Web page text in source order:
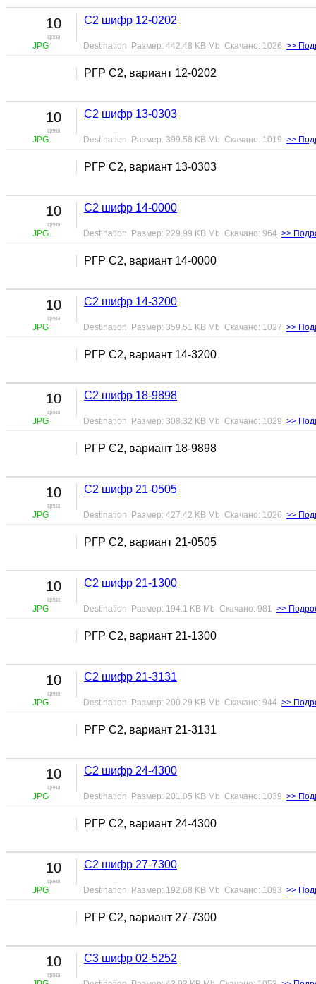
10
цена
JPG
С2 шифр 12-0202
Destination Размер: 442.48 KB Mb Скачано: 1026 >>
РГР С2, вариант 12-0202
10
цена
JPG
С2 шифр 13-0303
Destination Размер: 399.58 KB Mb Скачано: 1019 >>
РГР С2, вариант 13-0303
10
цена
JPG
С2 шифр 14-0000
Destination Размер: 229.99 KB Mb Скачано: 964 >>
РГР С2, вариант 14-0000
10
цена
JPG
С2 шифр 14-3200
Destination Размер: 359.51 KB Mb Скачано: 1027 >>
РГР С2, вариант 14-3200
10
цена
JPG
С2 шифр 18-9898
Destination Размер: 308.32 KB Mb Скачано: 1029 >>
РГР С2, вариант 18-9898
10
цена
JPG
С2 шифр 21-0505
Destination Размер: 427.42 KB Mb Скачано: 1026 >>
РГР С2, вариант 21-0505
10
цена
JPG
С2 шифр 21-1300
Destination Размер: 194.1 KB Mb Скачано: 981 >>
РГР С2, вариант 21-1300
10
цена
JPG
С2 шифр 21-3131
Destination Размер: 200.29 KB Mb Скачано: 944 >>
РГР С2, вариант 21-3131
10
цена
JPG
С2 шифр 24-4300
Destination Размер: 201.05 KB Mb Скачано: 1039 >>
РГР С2, вариант 24-4300
10
цена
JPG
С2 шифр 27-7300
Destination Размер: 192.68 KB Mb Скачано: 1093 >>
РГР С2, вариант 27-7300
10
цена
С3 шифр 02-5252